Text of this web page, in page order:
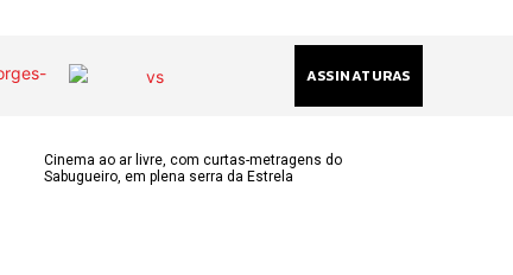
ASSINATURAS
Cinema ao ar livre, com curtas-metragens do
Sabugueiro, em plena serra da Estrela